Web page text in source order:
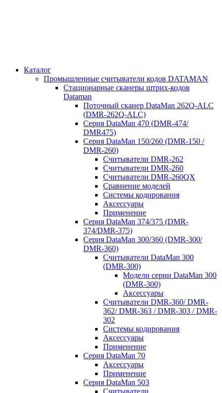
Каталог
Промышленные считыватели кодов DATAMAN
Стационарные сканеры штрих-кодов
Dataman
Поточный сканер DataMan 262Q-ALC
(DMR-262Q-ALC)
Серия DataMan 470 (DMR-474/
DMR475)
Cерия DataMan 150/260 (DMR-150 /
DMR-260)
Считыватели DMR-262
Считыватели DMR-260
Считыватели DMR-260QX
Сравнение моделей
Системы кодирования
Аксессуары
Применение
Серия DataMan 374/375 (DMR-
374/DMR-375)
Серия DataMan 300/360 (DMR-300/
DMR-360)
Считыватели DataMan 300
(DMR-300)
Модели серии DataMan 300
(DMR-300)
Аксессуары
Считыватели DMR-360/ DMR-
362/ DMR-363 / DMR-303 / DMR-
302
Системы кодирования
Аксессуары
Применение
Серия DataMan 70
Аксессуары
Применение
Серия DataMan 503
Считыватели